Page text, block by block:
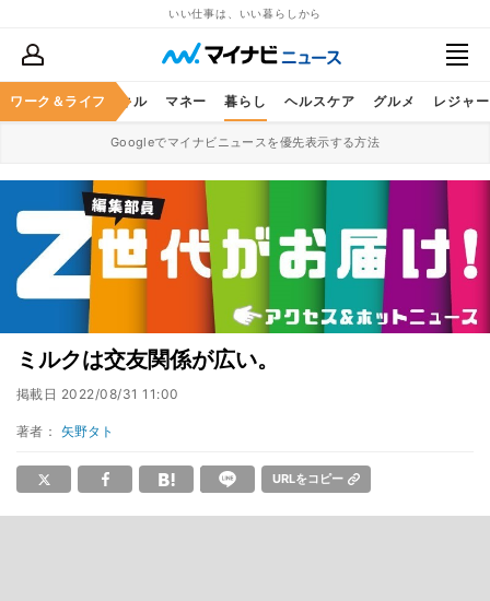
いい仕事は、いい暮らしから
ワーク＆ライフ
ア ビジネススキル マネー 暮らし ヘルスケア グルメ レジャー
Googleでマイナビニュースを優先表示する方法
ミルクは交友関係が広い。
掲載日 2022/08/31 11:00
著者： 矢野タト
URLをコピー